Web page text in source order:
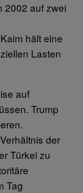
2002 auf zwei
hält eine
Lasten
auf
Trump
der
Türkei zu
Tag